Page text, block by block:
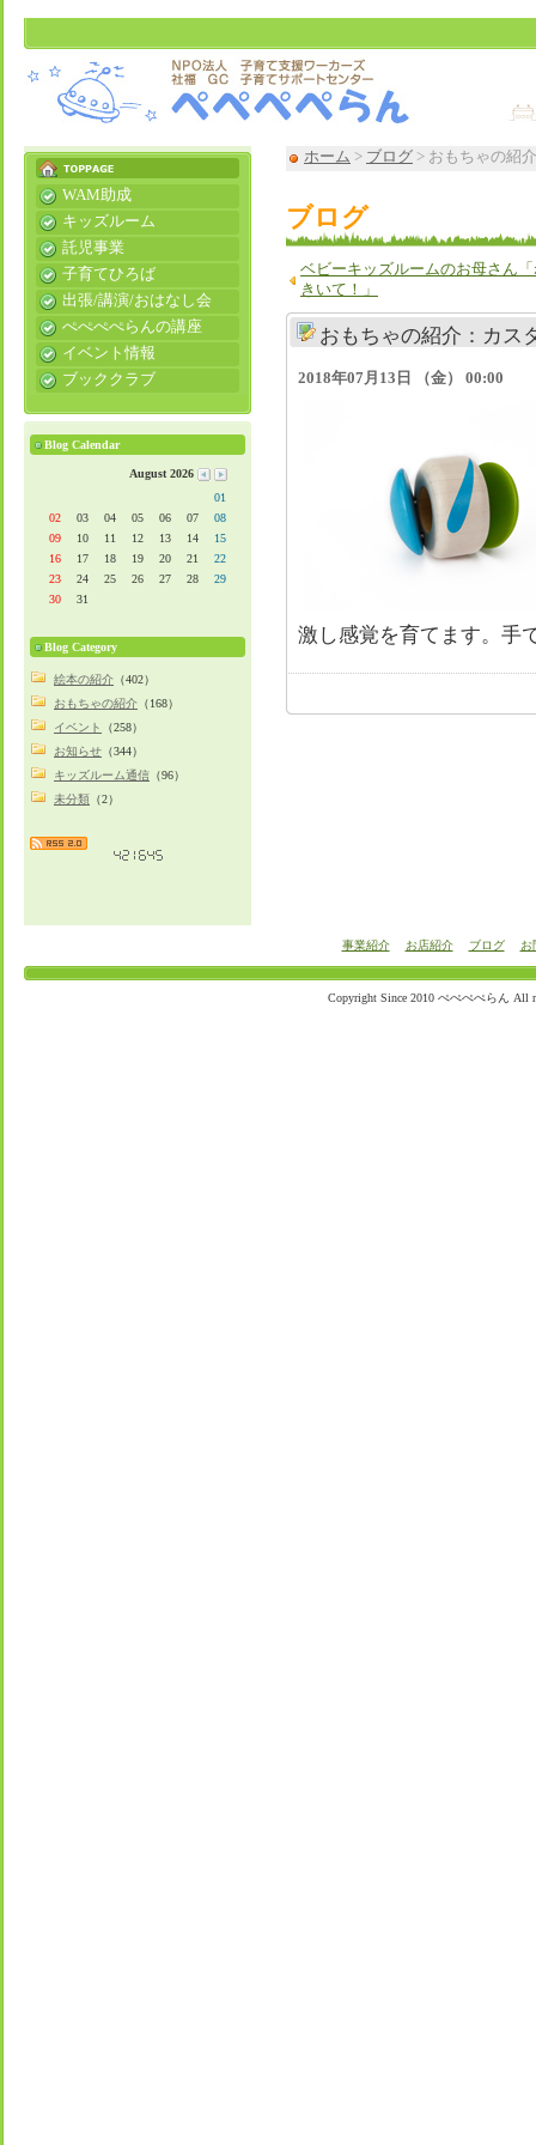
ホーム > ブログ > おもちゃの紹
ブログ
ベビーキッズルームのお母さん
きいて！」
おもちゃの紹介：カス
2018年07月13日 （金） 00:00
激し感覚を育てます。手
WAM助成
キッズルーム
託児事業
子育てひろば
出張/講演/おはなし会
ぺぺぺぺらんの講座
イベント情報
ブッククラブ
Blog Calendar
August 2026
01
02
03 04 05 06 07
08
09
10 11 12 13 14
15
16
17 18 19 20 21
22
23
24 25 26 27 28
29
30
31
Blog Category
絵本の紹介 （402）
おもちゃの紹介 （168）
イベント
（258）
お知らせ （344）
キッズルーム通信 （96）
未分類 （2）
事業紹介 お店紹介 ブログ お
Copyright Since 2010 ぺぺぺぺらん All